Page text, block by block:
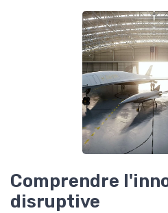
Comprendre
disruptive